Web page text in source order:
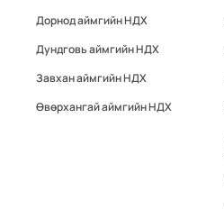
Дорнод аймгийн НДХ
Дундговь аймгийн НДХ
Завхан аймгийн НДХ
Өвөрхангай аймгийн НДХ